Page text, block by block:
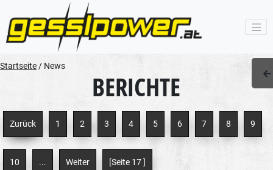
Startseite/ News
BERICHTE
Zurück 1 2 3 4 5 6 7 8 9
10 ... Weiter [Seite 17 ]